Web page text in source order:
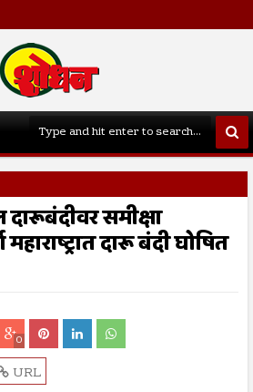
दारूबंदीवर समीक्षा
दारू बंदी घोषित
0
URL